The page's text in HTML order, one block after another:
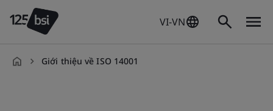
VI-VN
Giới thiệu về ISO 14001